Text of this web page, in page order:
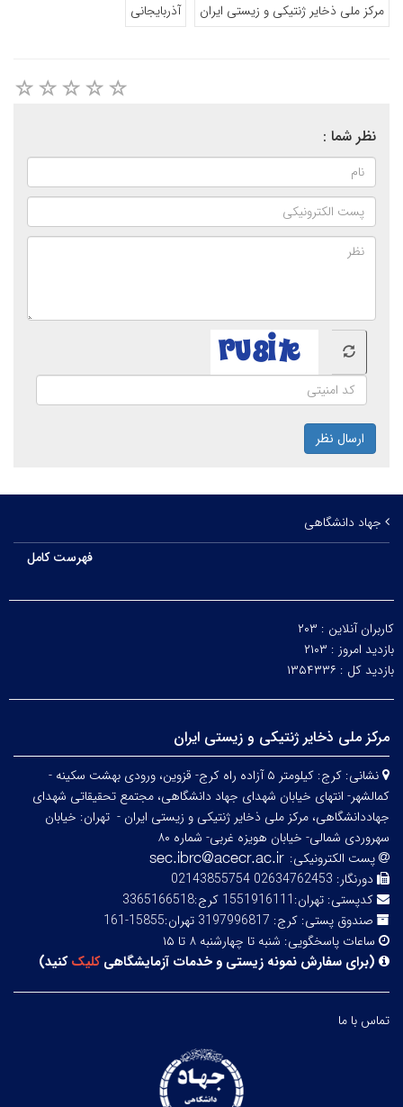
مرکز ملی ذخایر ژنتیکی و زیستی ایران
آذربایجانی
نظر شما :
ارسال نظر
جهاد دانشگاهی
فهرست کامل
کاربران آنلاین : ۲۰۳
بازدید امروز : ۲۱۰۳
بازدید کل : ۱۳۵۴۳۳۶
مرکز ملی ذخایر ژنتیکی و زیستی ایران
نشانی:
کرج: کیلومتر ۵ آزاده راه کرج- قزوین، ورودی بهشت سکینه -
کمالشهر- انتهای خیابان شهدای جهاد دانشگاهی، مجتمع تحقیقاتی شهدای
جهاددانشگاهی، مرکز ملی ذخایر ژنتیکی و زیستی ایران - تهران: خیابان
سهروردی شمالی- خیابان هویزه غربی- شماره ۸۰
پست الکترونیکی:
دورنگار: 02634762453 02143855754
کدپستی: تهران:1551916111 کرج:3365166518
صندوق پستی: کرج: 3197996817 تهران:15855-161
ساعات پاسخگویی: شنبه تا چهارشنبه ۸ تا ۱۵
(برای سفارش نمونه زیستی و خدمات آزمایشگاهیکلیککنید)
تماس با ما